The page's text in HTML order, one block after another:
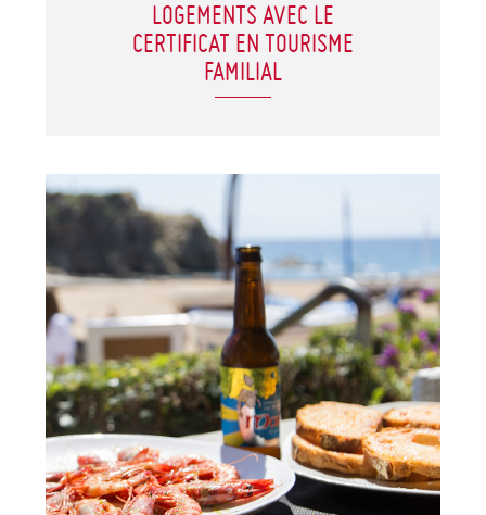
LOGEMENTS AVEC LE
CERTIFICAT EN TOURISME
FAMILIAL